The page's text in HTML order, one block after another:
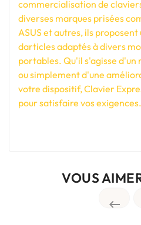
commercialisation de
diverses marques prisées
ASUS et autres, ils
darticles adaptés à divers
portables. Qu'il s'agisse
ou simplement d'une
votre dispositif, Clavier
pour satisfaire vos
VOUS
